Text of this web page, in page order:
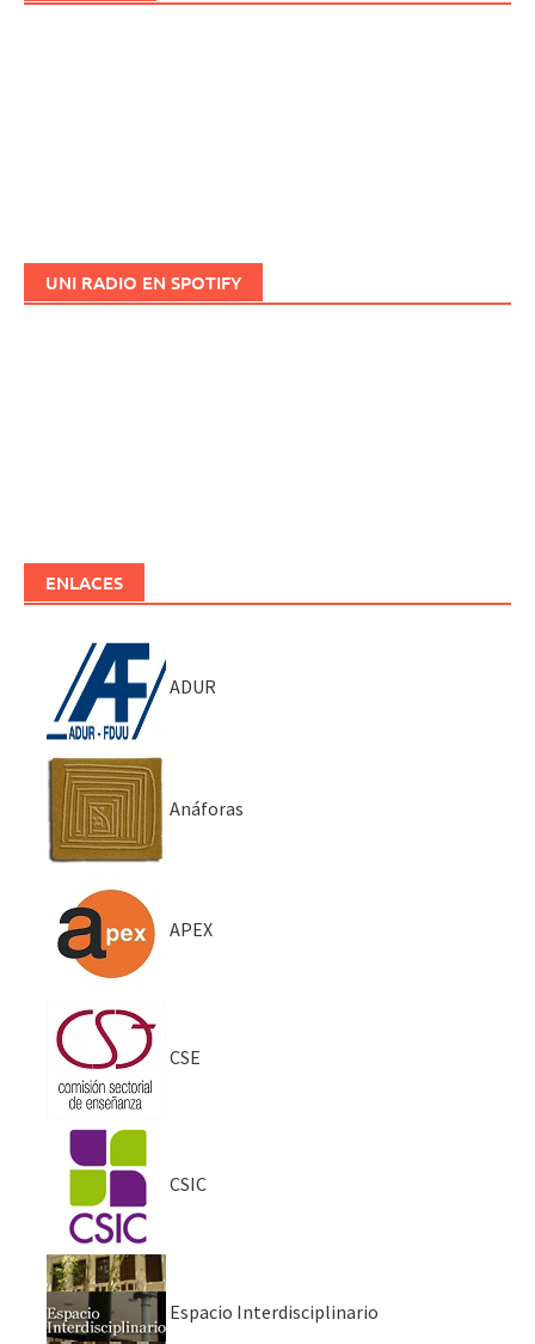
UNI RADIO EN SPOTIFY
ENLACES
ADUR
Anáforas
APEX
CSE
CSIC
Espacio Interdisciplinario